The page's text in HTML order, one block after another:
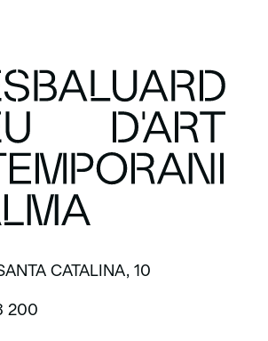
CATALINA, 10
200